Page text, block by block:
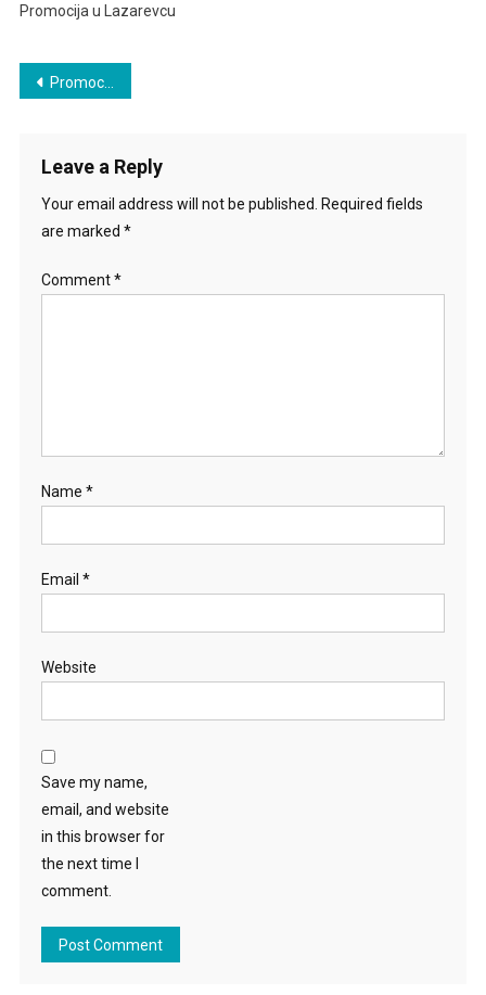
Promocija u Lazarevcu
Post
Promocija u Lazarevcu
Leave a Reply
Your email address will not be published.
Required fields
are marked *
Comment*
Name *
Email *
Website
Save my name,
email, and website
in this browser for
the next time I
comment.